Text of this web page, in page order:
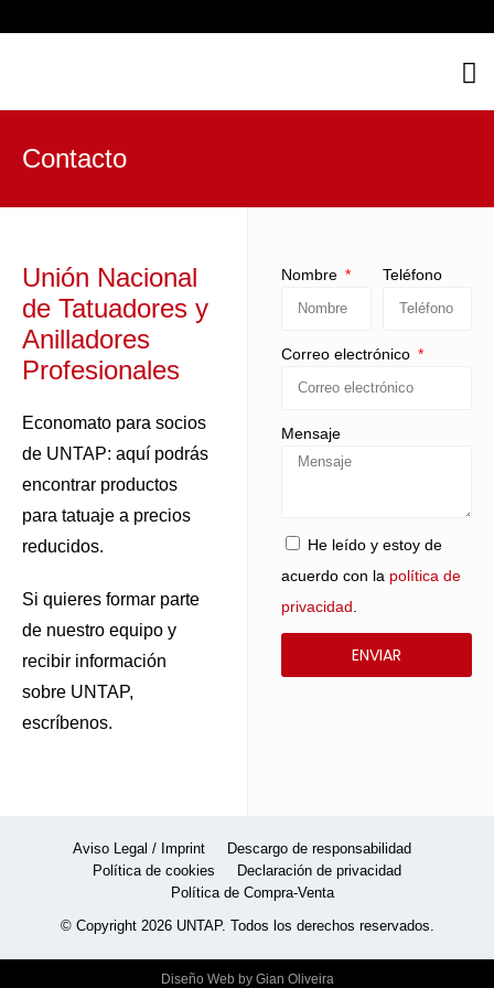
Contacto
Unión Nacional
de Tatuadores y
Anilladores
Profesionales
Economato para socios
de UNTAP: aquí podrás
encontrar productos
para tatuaje a precios
reducidos.
Si quieres formar parte
de nuestro equipo y
recibir información
sobre UNTAP,
escríbenos.
Nombre Teléfono
Correo electrónico
Mensaje
He leído y estoy de
acuerdo con la política de
privacidad
ENVIAR
© Copyright 2026 UNTAP. Todos los derechos reservados.
Aviso Legal / Imprint
Descargo de responsabilidad
Política de cookies
Declaración de privacidad
Política de Compra-Venta
Diseño Web by Gian Oliveira